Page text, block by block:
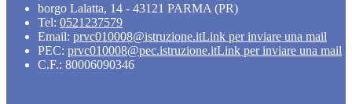
borgo Lalatta, 14 - 43121 PARMA (PR)
Tel: 0521237579
Email: prvc010008@istruzione.itLink per inviare una mail
PEC: prvc010008@pec.istruzione.itLink per inviare una mail
C.F.: 80006090346